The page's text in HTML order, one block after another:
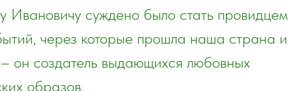
суждено было стать провидцем
через которые прошла наша страна и
он создатель выдающихся любовных
образов.